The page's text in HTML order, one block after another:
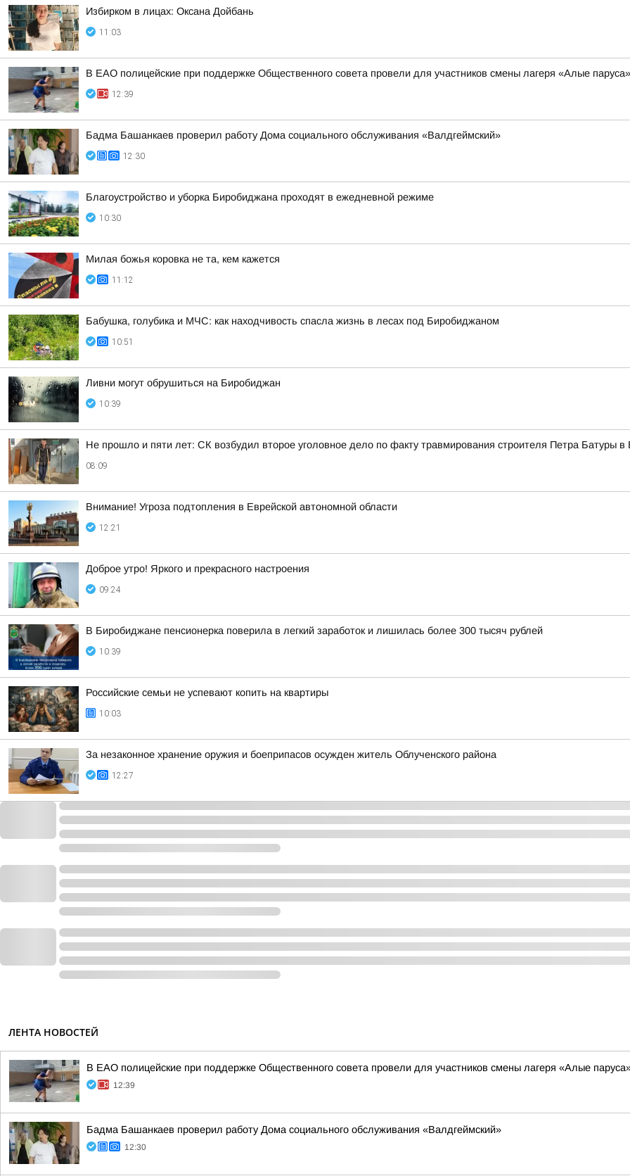
Избирком в лицах: Оксана Дойбань
11:03
В ЕАО полицейские при поддержке Общественного совета провели для участников смены лагеря «Алые
12:39
Бадма Башанкаев проверил работу Дома социального обслуживания «Валдгеймский»
12:30
Благоустройство и уборка Биробиджана проходят в ежедневной режиме
10:30
Милая божья коровка не та, кем кажется
11:12
Бабушка, голубика и МЧС: как находчивость спасла жизнь в лесах под Биробиджаном
10:51
Ливни могут обрушиться на Биробиджан
10:39
Не прошло и пяти лет: СК возбудил второе уголовное дело по факту травмирования строителя Петра Батуры
08:09
Внимание! Угроза подтопления в Еврейской автономной области
12:21
Доброе утро! Яркого и прекрасного настроения
09:24
В Биробиджане пенсионерка поверила в легкий заработок и лишилась более 300 тысяч рублей
10:39
Российские семьи не успевают копить на квартиры
10:03
За незаконное хранение оружия и боеприпасов осужден житель Облученского района
12:27
ЛЕНТА НОВОСТЕЙ
В ЕАО полицейские при поддержке Общественного совета провели для участников смены лагеря «Алые
12:39
Бадма Башанкаев проверил работу Дома социального обслуживания «Валдгеймский»
12:30